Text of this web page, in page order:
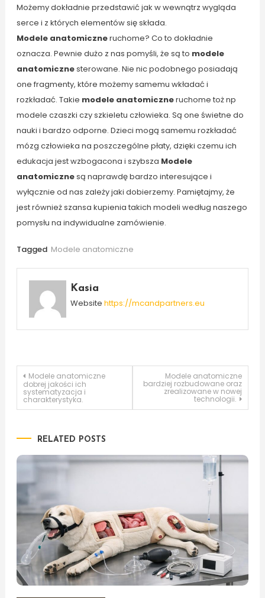
Możemy dokładnie przedstawić jak w wewnątrz wygląda
serce i z których elementów się składa.
Modele anatomiczneruchome? Co to dokładnie
oznacza. Pewnie dużo z nas pomyśli, że są to modele
anatomicznesterowane. Nie nic podobnego posiadają
one fragmenty, które możemy samemu wkładać i
rozkładać. Takie modele anatomiczneruchome toż np
modele czaszki czy szkieletu człowieka. Są one świetne do
nauki i bardzo odporne. Dzieci mogą samemu rozkładać
mózg człowieka na poszczególne płaty, dzięki czemu ich
edukacja jest wzbogacona i szybsza Modele
anatomicznesą naprawdę bardzo interesujące i
wyłącznie od nas zależy jaki dobierzemy. Pamiętajmy, że
jest również szansa kupienia takich modeli według naszego
pomysłu na indywidualne zamówienie.
Tagged Modele anatomiczne
Kasia
Website https://mcandpartners.eu
Nawigacja
wpisu
Modele anatomiczne
dobrej jakości ich
systematyzacja i
charakterystyka.
Modele anatomiczne
bardziej rozbudowane oraz
zrealizowane w nowej
technologii.
RELATED POSTS